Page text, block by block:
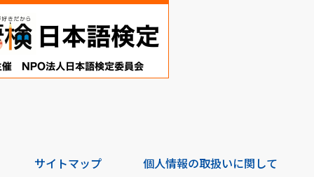
サイトマップ 個人情報の取扱いに関して